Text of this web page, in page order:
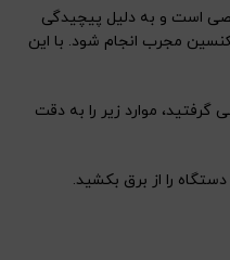
است و به دلیل پیچیدگی
مجرب انجام شود. با این
موارد زیر را به دقت
را از برق بکشید.